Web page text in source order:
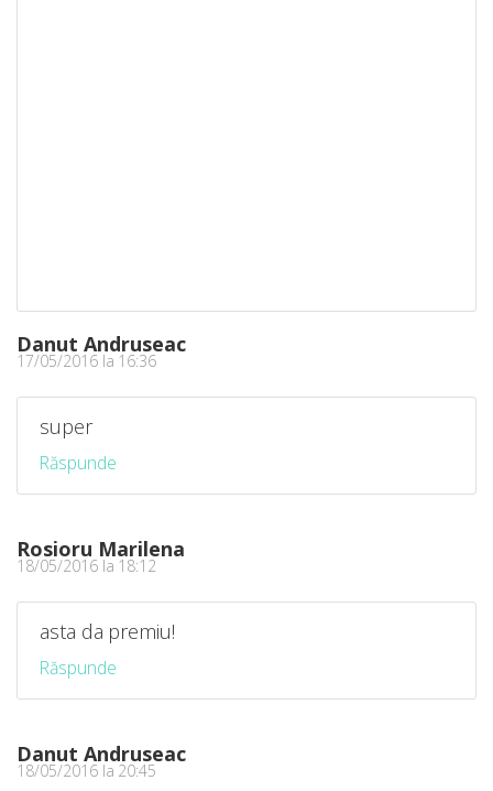
Danut Andruseac
17/05/2016 la 16:36
super
Răspunde
Rosioru Marilena
18/05/2016 la 18:12
asta da premiu!
Răspunde
Danut Andruseac
18/05/2016 la 20:45